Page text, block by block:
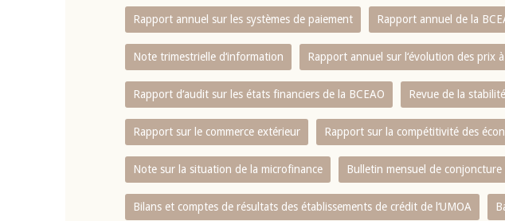
Rapport annuel sur les systèmes de paiement Rapport annuel de la
Note trimestrielle d‘information Rapport annuel sur l‘évolution des prix
Rapport d‘audit sur les états financiers de la BCEAO Revue de la
Rapport sur le commerce extérieur Rapport sur la compétitivité des
Note sur la situation de la microfinance Bulletin mensuel de
Bilans et comptes de résultats des établissements de crédit de l‘UMOA